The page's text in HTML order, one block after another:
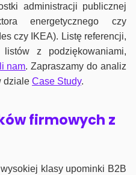
administracji publicznej
energetycznego czy
czy IKEA). Listę referencji,
z podziękowaniami,
nam. Zapraszamy do analiz
dziale Case Study.
firmowych z
klasy upominki B2B